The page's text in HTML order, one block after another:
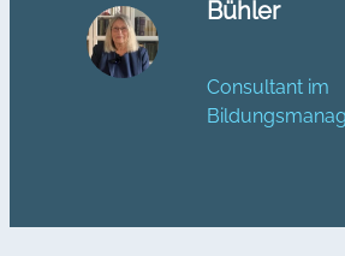
Bühler
Consultant im